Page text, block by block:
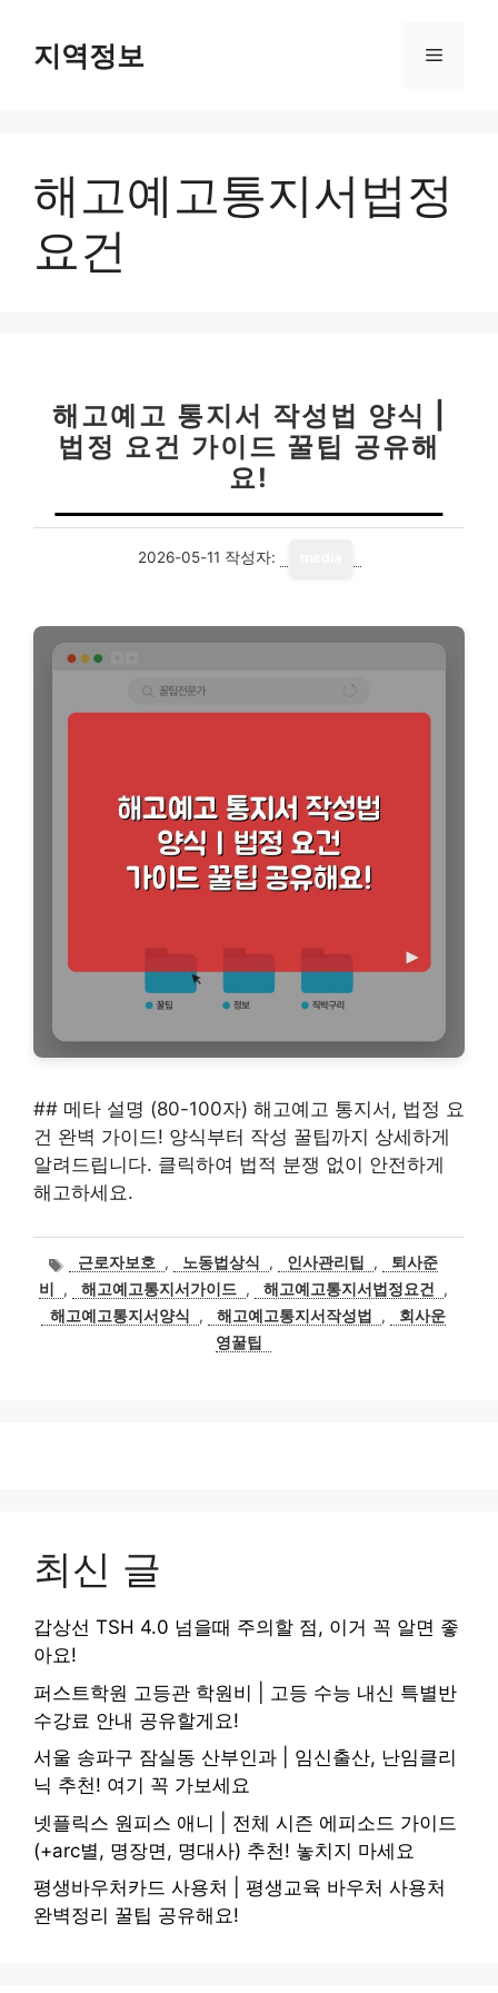
지역정보 메
해고예고통지서법정
요건
해고예고 통지서 작성법 양식 |
법정 요건 가이드 꿀팁 공유해
요!
2026-05-11 작성자:
## 메타 설명 (80-100자) 해고예고 통지서, 법정 요
건 완벽 가이드! 양식부터 작성 꿀팁까지 상세하게
알려드립니다. 클릭하여 법적 분쟁 없이 안전하게
해고하세요.
태
그
근로자보호 , 노동법상식 , 인사관리팁 ,
퇴사준
비
, 해고예고통지서가이드 , 해고예고통지서법정요건
,
해고예고통지서양식
, 해고예고통지서작성법 ,
회사운
영꿀팁
최신 글
갑상선 TSH 4.0 넘을때 주의할 점, 이거 꼭 알면 좋
아요!
퍼스트학원 고등관 학원비 | 고등 수능 내신 특별반
수강료 안내 공유할게요!
서울 송파구 잠실동 산부인과 | 임신출산, 난임클리
닉 추천! 여기 꼭 가보세요
넷플릭스 원피스 애니 | 전체 시즌 에피소드 가이드
(+arc별, 명장면, 명대사) 추천! 놓치지 마세요
평생바우처카드 사용처 | 평생교육 바우처 사용처
완벽정리 꿀팁 공유해요!